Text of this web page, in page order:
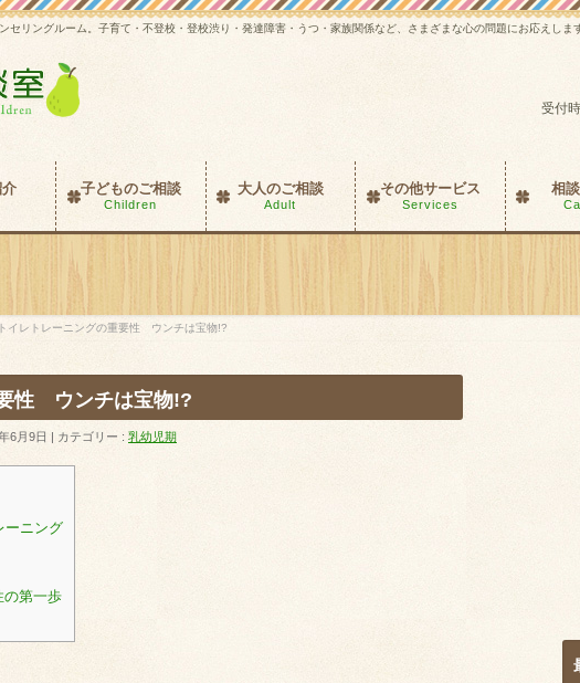
セリングルーム。子育て・不登校・登校渋り・発達障害・うつ・家族関係など、さまざまな心の問題にお応えしま
受付
子どものご相談
Children
大人のご相談
Adult
その他サービス
Services
相
トイレトレーニングの重要性 ウンチは宝物!?
性 ウンチは宝物!?
6月9日 カテゴリー : 乳幼児期
ニング
第一歩